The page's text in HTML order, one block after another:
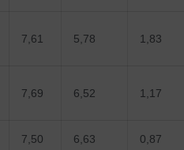
7,61 5,78 1,83
7,69 6,52 1,17
7,50 6,63 0,87